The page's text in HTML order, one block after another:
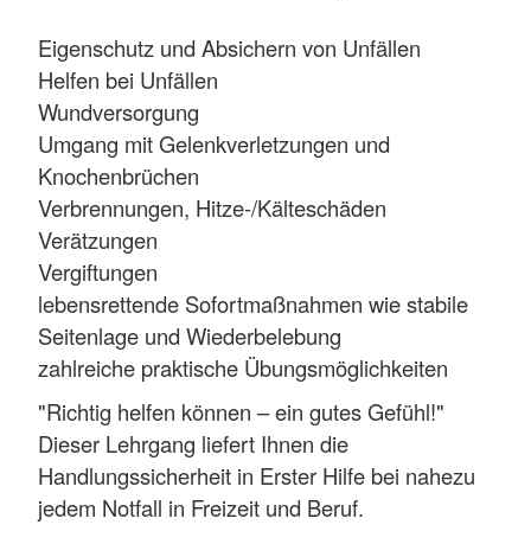
Eigenschutz und Absichern von Unfällen
Helfen bei Unfällen
Wundversorgung
Umgang mit Gelenkverletzungen und
Knochenbrüchen
Verbrennungen, Hitze-/Kälteschäden
Verätzungen
Vergiftungen
lebensrettende Sofortmaßnahmen wie stabile
Seitenlage und Wiederbelebung
zahlreiche praktische Übungsmöglichkeiten
"Richtig helfen können – ein gutes Gefühl!"
Dieser Lehrgang liefert Ihnen die
Handlungssicherheit in Erster Hilfe bei nahezu
jedem Notfall in Freizeit und Beruf.